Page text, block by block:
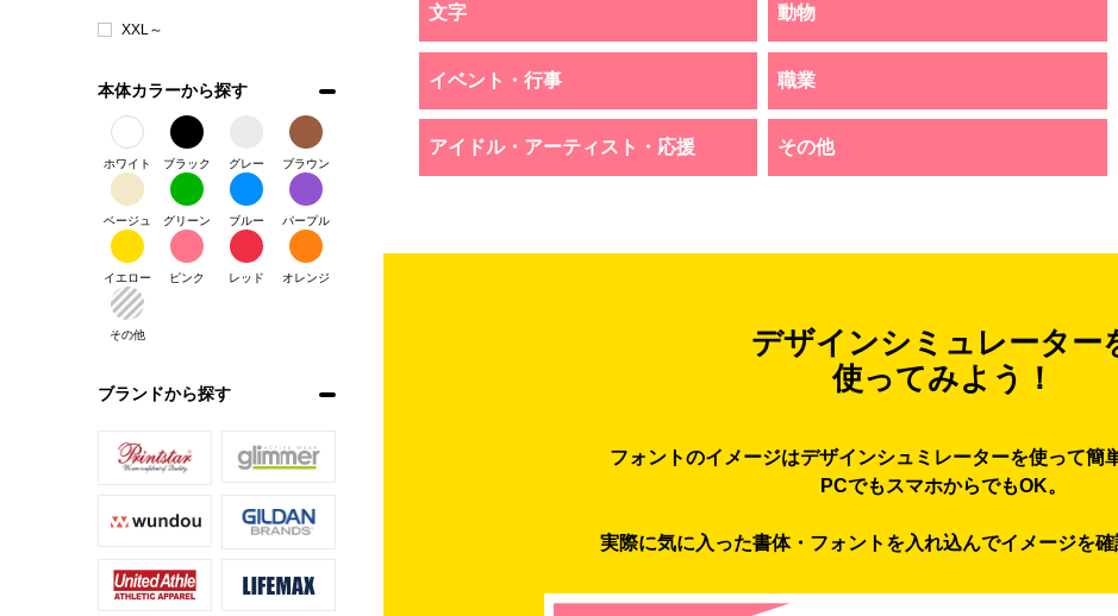
XXL～
本体カラーから探す
ホワイト ブラック グレー ブラウン
ベージュ グリーン ブルー パープル
イエロー ピンク レッド オレンジ
その他
ブランドから探す
文字 動物
イベント・行事 職業
アイドル・アーティスト・応援 その他
デザインシミュレーター
使ってみよう！
フォントのイメージはデザインシュミレーターを使って簡
PCでもスマホからでもOK。
実際に気に入った書体・フォントを入れ込んでイメージを確